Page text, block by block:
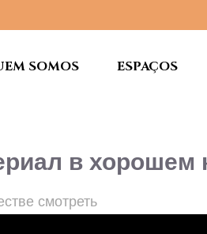
SOMOS ESPAÇOS
в хорошем
смотреть